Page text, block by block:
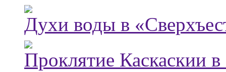
Духи воды в
Проклятие Каскаскии в